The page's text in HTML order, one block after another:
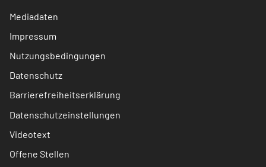
Mediadaten
Impressum
Nutzungsbedingungen
Datenschutz
Barrierefreiheitserklärung
Datenschutzeinstellungen
Videotext
Offene Stellen